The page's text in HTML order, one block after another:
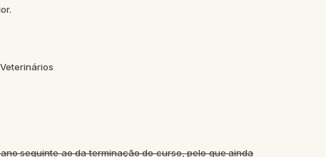
seguinte ao da terminação do curso, pelo que ainda